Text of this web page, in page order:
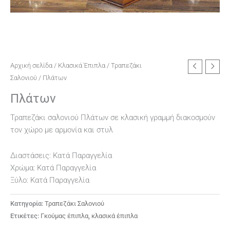
Αρχική σελίδα / Κλασικά Έπιπλα / Τραπεζάκι
Σαλονιού / Πλάτων
Πλάτων
Τραπεζάκι σαλονιού Πλάτων σε κλασική γραμμή διακοσμούν
τον χώρο με αρμονία και στυλ
Διαστάσεις: Κατά Παραγγελία
Χρώμα: Κατά Παραγγελία
Ξύλο: Κατά Παραγγελία
Κατηγορία: Τραπεζάκι Σαλονιού
Ετικέτες: Γκούμας έπιπλα, κλασικά έπιπλα